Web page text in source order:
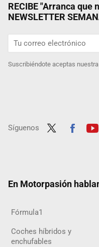
RECIBE "Arranca que
NEWSLETTER
Suscribiéndote aceptas nuestra
Síguenos
En Motorpasión
Fórmula1
Coches híbridos y
enchufables